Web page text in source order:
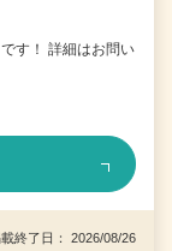
す！ 詳細はお問い
終了日： 2026/08/26